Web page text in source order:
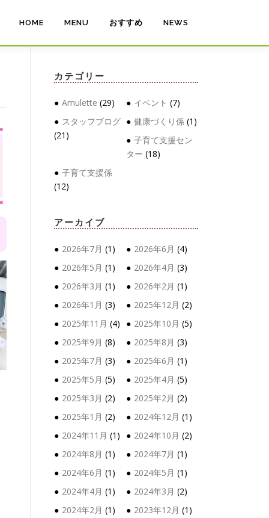
HOME MENU おすすめ NEWS
カテゴリー
Amulette (29) イベント (7)
スタッフブログ
(21)
健康づくり係 (1)
子育て支援セン
ター (18)
子育て支援係
(12)
アーカイブ
2026年7月 (1) 2026年6月 (4)
2026年5月 (1) 2026年4月 (3)
2026年3月 (1) 2026年2月 (1)
2026年1月 (3) 2025年12月 (2)
2025年11月 (4) 2025年10月 (5)
2025年9月 (8) 2025年8月 (3)
2025年7月 (3) 2025年6月 (1)
2025年5月 (5) 2025年4月 (5)
2025年3月 (2) 2025年2月 (2)
2025年1月 (2) 2024年12月 (1)
2024年11月 (1) 2024年10月 (2)
2024年8月 (1) 2024年7月 (1)
2024年6月 (1) 2024年5月 (1)
2024年4月 (1) 2024年3月 (2)
2024年2月 (1) 2023年12月 (1)